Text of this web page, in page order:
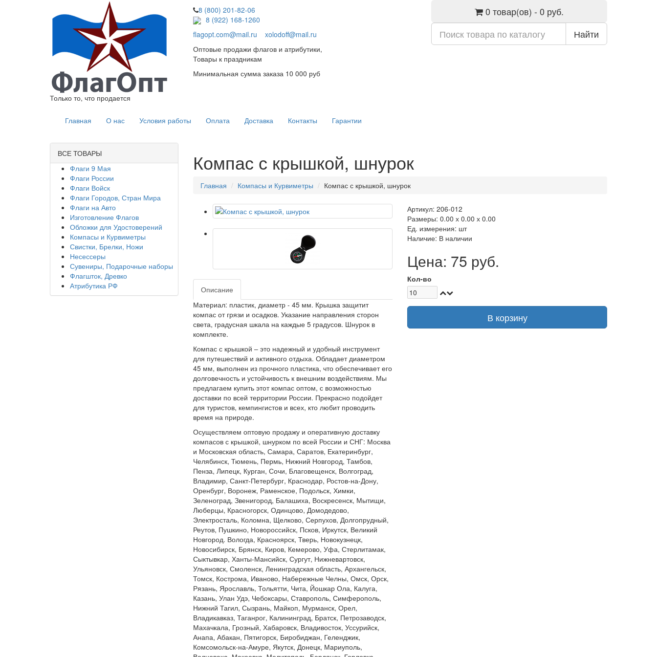
Только то, что продается
8 (800) 201-82-06
8 (922) 168-1260
flagopt.com@mail.ru
xolodoff@mail.ru
Оптовые продажи флагов и атрибутики,
Товары к праздникам
Минимальная сумма заказа 10 000 руб
0 товар(ов) - 0 руб.
Найти
Главная О нас Условия работы Оплата Доставка Контакты Гарантии
ВСЕ ТОВАРЫ
Флаги 9 Мая
Флаги России
Флаги Войск
Флаги Городов, Стран Мира
Флаги на Авто
Изготовление Флагов
Обложки для Удостоверений
Компасы и Курвиметры
Свистки, Брелки, Ножи
Несессеры
Сувениры, Подарочные наборы
Флагшток, Древко
Атрибутика РФ
Компас с крышкой, шнурок
Главная Компасы и Курвиметры Компас с крышкой, шнурок
Описание
Материал: пластик, диаметр - 45 мм. Крышка защитит
компас от грязи и осадков. Указание направления сторон
света, градусная шкала на каждые 5 градусов. Шнурок в
комплекте.
Компас с крышкой – это надежный и удобный инструмент
для путешествий и активного отдыха. Обладает диаметром
45 мм, выполнен из прочного пластика, что обеспечивает его
долговечность и устойчивость к внешним воздействиям. Мы
предлагаем купить этот компас оптом, с возможностью
доставки по всей территории России. Прекрасно подойдет
для туристов, кемпингистов и всех, кто любит проводить
время на природе.
Осуществляем оптовую продажу и оперативную доставку
компасов с крышкой, шнурком по всей России и СНГ: Москва
и Московская область, Самара, Саратов, Екатеринбург,
Челябинск, Тюмень, Пермь, Нижний Новгород, Тамбов,
Пенза, Липецк, Курган, Сочи, Благовещенск, Волгоград,
Владимир, Санкт-Петербург, Краснодар, Ростов-на-Дону,
Оренбург, Воронеж, Раменское, Подольск, Химки,
Зеленоград, Звенигород, Балашиха, Воскресенск, Мытищи,
Люберцы, Красногорск, Одинцово, Домодедово,
Электросталь, Коломна, Щелково, Серпухов, Долгопрудный,
Реутов, Пушкино, Новороссийск, Псков, Иркутск, Великий
Новгород. Вологда, Красноярск, Тверь, Новокузнецк,
Новосибирск, Брянск, Киров, Кемерово, Уфа, Стерлитамак,
Сыктывкар, Ханты-Мансийск, Сургут, Нижневартовск,
Ульяновск, Смоленск, Ленинградская область, Архангельск,
Томск, Кострома, Иваново, Набережные Челны, Омск, Орск,
Рязань, Ярославль, Тольятти, Чита, Йошкар Ола, Калуга,
Казань, Улан Удэ, Чебоксары, Ставрополь, Симферополь,
Нижний Тагил, Сызрань, Майкоп, Мурманск, Орел,
Владикавказ, Таганрог, Калининград, Братск, Петрозаводск,
Махачкала, Грозный, Хабаровск, Владивосток, Уссурийск,
Анапа, Абакан, Пятигорск, Биробиджан, Геленджик,
Комсомольск-на-Амуре, Якутск, Донецк, Мариуполь,
Артикул: 206-012
Размеры: 0.00 х 0.00 х 0.00
Ед. измерения: шт
Наличие: В наличии
Цена: 75 руб.
Кол-во
В корзину